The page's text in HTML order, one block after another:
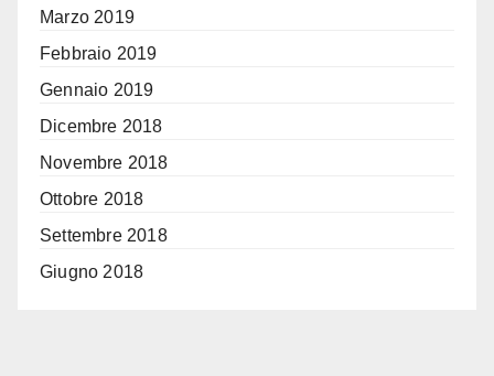
Marzo 2019
Febbraio 2019
Gennaio 2019
Dicembre 2018
Novembre 2018
Ottobre 2018
Settembre 2018
Giugno 2018